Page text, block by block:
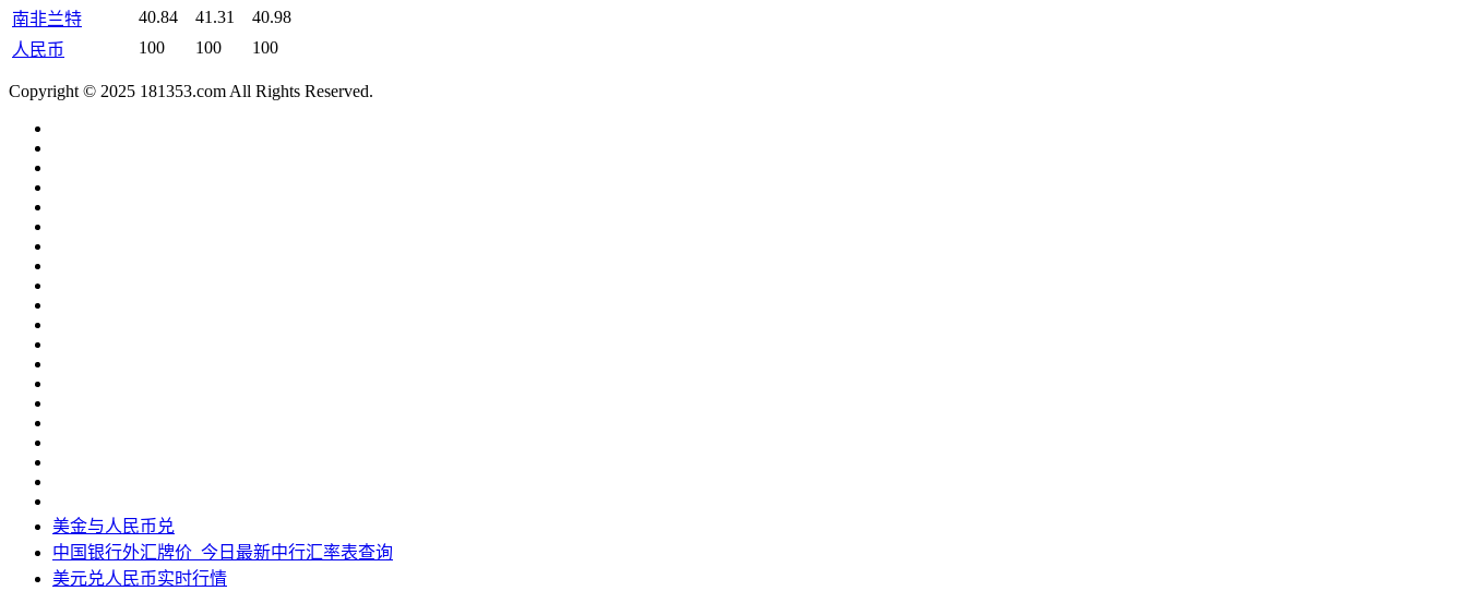
南非兰特
40.84 41.31
40.98
人民币
100 100 100
Copyright © 2025 181353.com All Rights Reserved.
美金与人民币兑
中国银行外汇牌价_今日最新中行汇率表查询
美元兑人民币实时行情